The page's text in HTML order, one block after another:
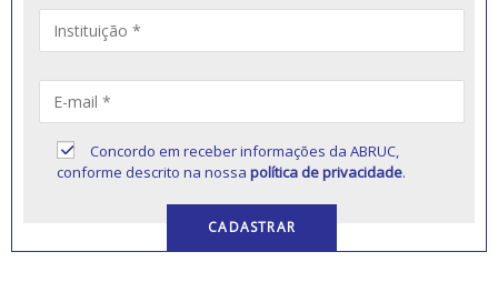
Concordo em receber informações da ABRUC,
conforme descrito na nossapolítica de privacidade.